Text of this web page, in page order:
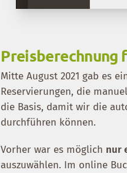
Preisberechnung
Mitte August 2021 gab es
Reservierungen, die
die Basis, damit wir die
durchführen können.
Vorher war es möglich nur
auszuwählen. Im online